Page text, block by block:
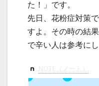
た！」です。
先日、花粉症対策
すよ。その時の結
で辛い人は参考に